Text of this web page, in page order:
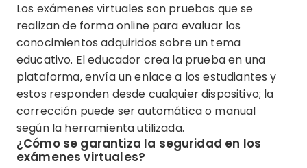
Los exámenes virtuales son pruebas que se
realizan de forma online para evaluar los
conocimientos adquiridos sobre un tema
educativo. El educador crea la prueba en una
plataforma, envía un enlace a los estudiantes y
estos responden desde cualquier dispositivo; la
corrección puede ser automática o manual
según la herramienta utilizada.
¿Cómo se garantiza la seguridad en los
exámenes virtuales?